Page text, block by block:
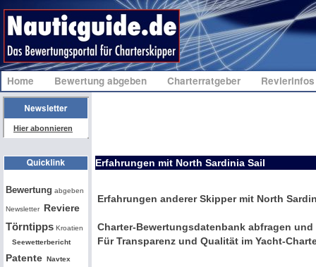
Home Bewertung abgeben Charterratgeber
Erfahrungen mit North Sardinia Sail
Hier abonnieren
Bw
Bewertung abgeben
Newsletter Reviere
Törntipps Kroatien
Seewetterbericht
Patente Navtex
Erfahrungen anderer Skipper mit North
Charter-Bewertungsdatenbank abfragen
Für Transparenz und Qualität im Yacht-